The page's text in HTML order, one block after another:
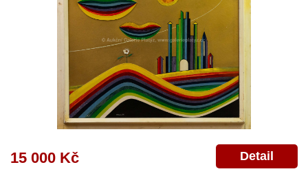
15 000 Kč Detail